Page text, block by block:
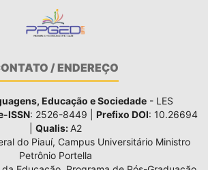
/ ENDEREÇO
Educação e Sociedade - LES
ISSN: 2526-8449 | Prefixo DOI: 10.26694
Qualis: A2
do Piauí, Campus Universitário Ministro
Petrônio Portella